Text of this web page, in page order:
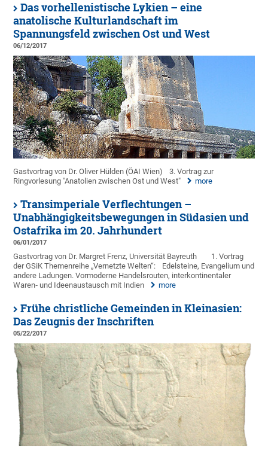
Das vorhellenistische Lykien – eine
anatolische Kulturlandschaft im
Spannungsfeld zwischen Ost und West
06/12/2017
Gastvortrag von Dr. Oliver Hülden (ÖAI Wien)
3. Vortrag zur
Ringvorlesung "Anatolien zwischen Ost und West"
more
Transimperiale Verflechtungen –
Unabhängigkeitsbewegungen in Südasien und
Ostafrika im 20. Jahrhundert
06/01/2017
Gastvortrag von Dr. Margret Frenz, Universität Bayreuth
1. Vortrag
der GSiK Themenreihe „Vernetzte Welten“:
Edelsteine, Evangelium und
andere Ladungen. Vormoderne Handelsrouten, interkontinentaler
Waren‐ und Ideenaustausch mit Indien
more
Frühe christliche Gemeinden in Kleinasien:
Das Zeugnis der Inschriften
05/22/2017